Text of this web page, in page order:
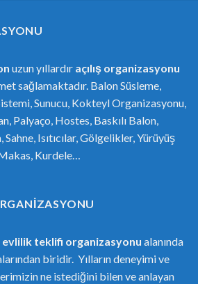
uzun yıllardır açılış organizasyonu
sağlamaktadır. Balon Süsleme,
Sunucu, Kokteyl Organizasyonu,
Palyaço, Hostes, Baskılı Balon,
Isıtıcılar, Gölgelikler, Yürüyüş
Kurdele…
evlilik teklifi organizasyonu alanında
biridir. Yılların deneyimi ve
ne istediğini bilen ve anlayan